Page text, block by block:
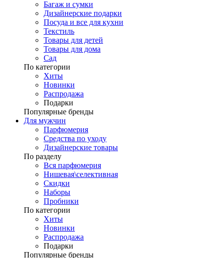
Багаж и сумки
Дизайнерские подарки
Посуда и все для кухни
Текстиль
Товары для детей
Товары для дома
Сад
По категории
Хиты
Новинки
Распродажа
Подарки
Популярные бренды
Для мужчин
Парфюмерия
Средства по уходу
Дизайнерские товары
По разделу
Вся парфюмерия
Нишевая\селективная
Скидки
Наборы
Пробники
По категории
Хиты
Новинки
Распродажа
Подарки
Популярные бренды